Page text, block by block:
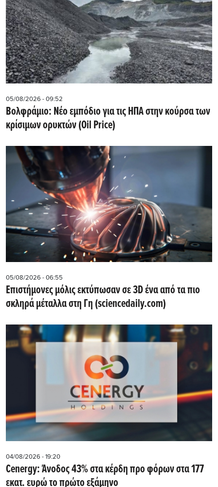
05/08/2026 - 09:52
Βολφράμιο: Νέο εμπόδιο για τις ΗΠΑ στην κούρσα των
κρίσιμων ορυκτών (Oil Price)
05/08/2026 - 06:55
Επιστήμονες μόλις εκτύπωσαν σε 3D ένα από τα πιο
σκληρά μέταλλα στη Γη (sciencedaily.com)
04/08/2026 - 19:20
Cenergy: Άνοδος 43% στα κέρδη προ φόρων στα 177
εκατ. ευρώ το πρώτο εξάμηνο